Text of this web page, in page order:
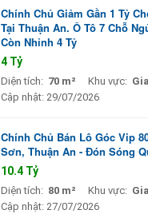
Chính Chủ Giảm Gần 1 Tỷ
Tại Thuận An. Ô Tô 7 Chỗ
Còn Nhỉnh 4 Tỷ
4 Tỷ
Diện tích: 70 m² Khu vực:
Cập nhật: 29/07/2026
Chính Chủ Bán Lô Góc Vip
Sơn, Thuận An - Đón Sóng
10.4 Tỷ
Diện tích: 80 m² Khu vực:
Cập nhật: 27/07/2026